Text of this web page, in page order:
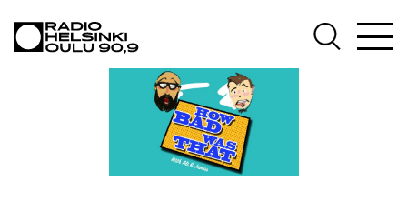
AJANKOHTAISTA
OHJELMAT
ON-DEMAND